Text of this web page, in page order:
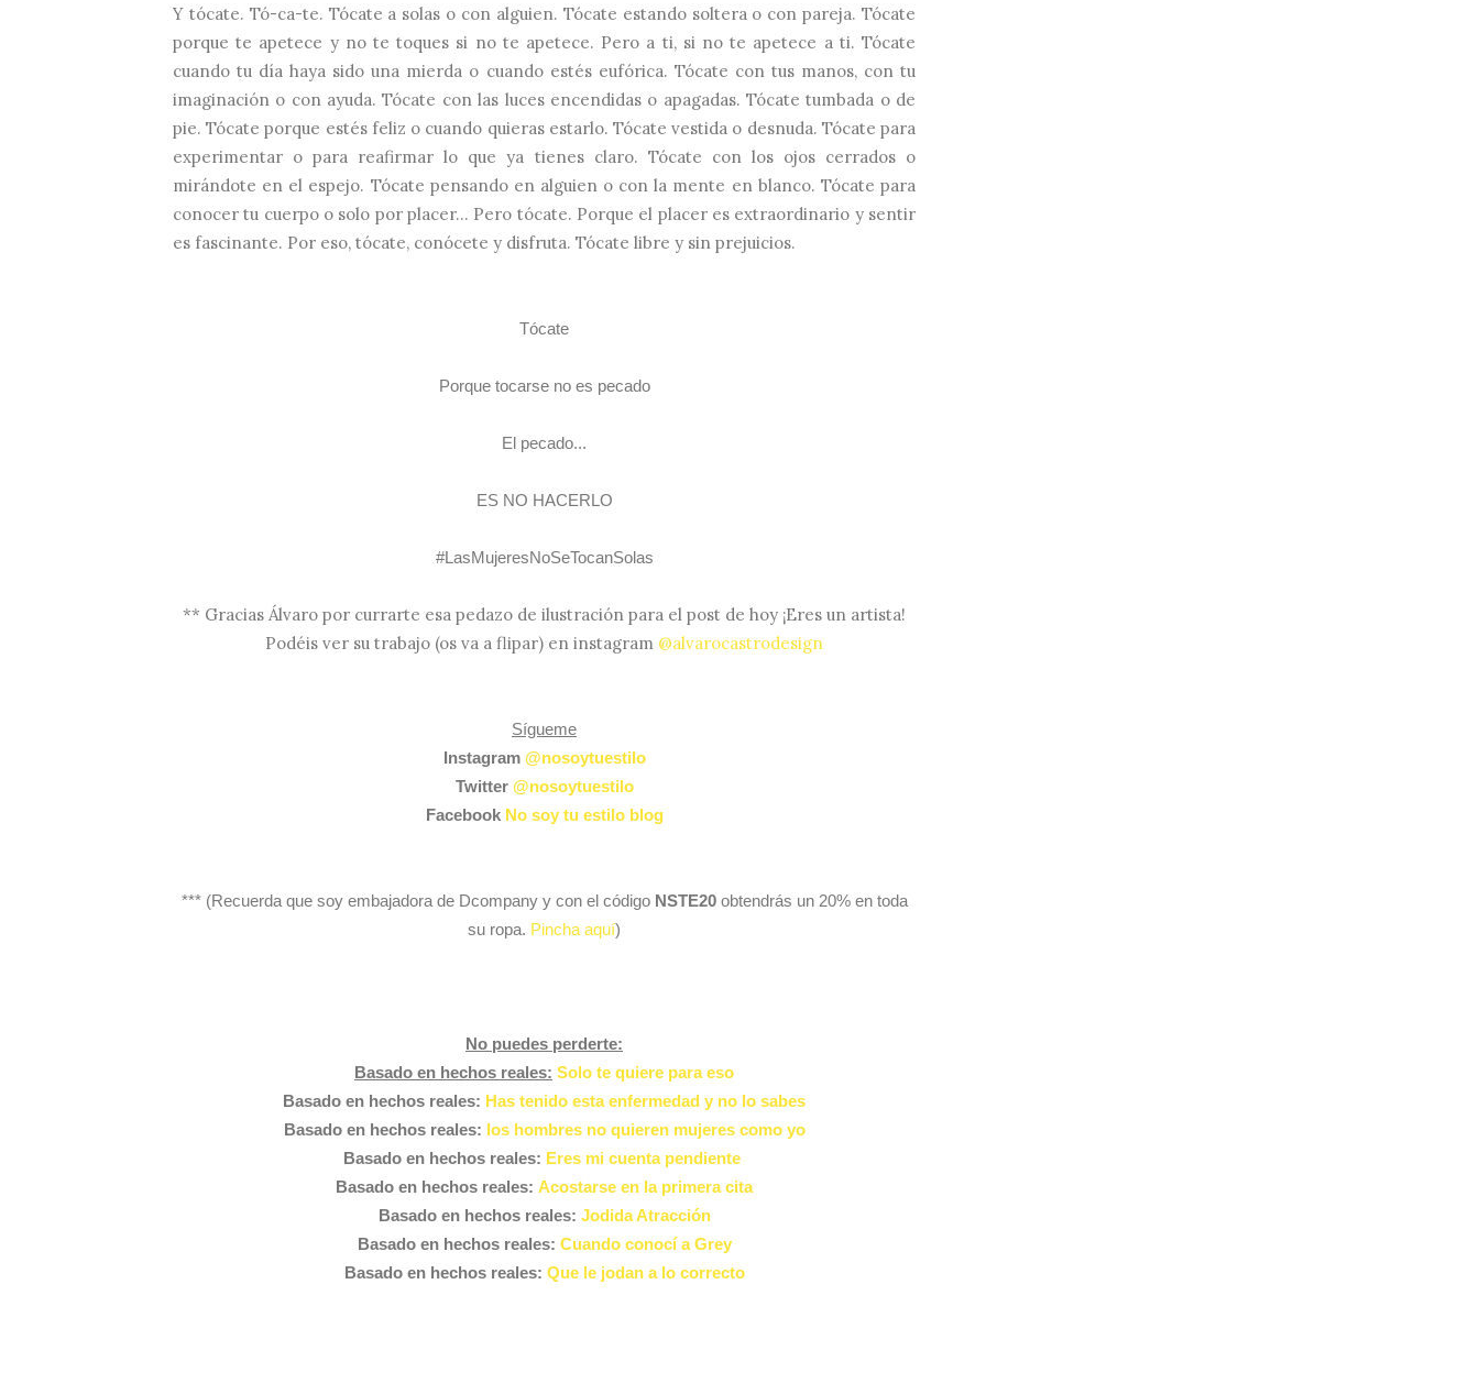
Y tócate. Tó-ca-te. Tócate a solas o con alguien. Tócate estando soltera o con pareja. Tócate
porque te apetece y no te toques si no te apetece. Pero a ti, si no te apetece a ti. Tócate
cuando tu día haya sido una mierda o cuando estés eufórica. Tócate con tus manos, con tu
imaginación o con ayuda. Tócate con las luces encendidas o apagadas. Tócate tumbada o de
pie. Tócate porque estés feliz o cuando quieras estarlo. Tócate vestida o desnuda. Tócate para
experimentar o para reafirmar lo que ya tienes claro. Tócate con los ojos cerrados o
mirándote en el espejo. Tócate pensando en alguien o con la mente en blanco. Tócate para
conocer tu cuerpo o solo por placer... Pero tócate. Porque el placer es extraordinario y sentir
es fascinante. Por eso, tócate, conócete y disfruta. Tócate libre y sin prejuicios.
Tócate
Porque tocarse no es pecado
El pecado...
ES NO HACERLO
#LasMujeresNoSeTocanSolas
** Gracias Álvaro por currarte esa pedazo de ilustración para el post de hoy ¡Eres un artista!
Podéis ver su trabajo (os va a flipar) en instagram @alvarocastrodesign
Sígueme
Instagram @nosoytuestilo
Twitter @nosoytuestilo
Facebook No soy tu estilo blog
*** (Recuerda que soy embajadora de Dcompany y con el código NSTE20 obtendrás un 20% en toda
su ropa. Pincha aquí)
No puedes perderte:
Basado en hechos reales: Solo te quiere para eso
Basado en hechos reales: Has tenido esta enfermedad y no lo sabes
Basado en hechos reales: los hombres no quieren mujeres como yo
Basado en hechos reales: Eres mi cuenta pendiente
Basado en hechos reales: Acostarse en la primera cita
Basado en hechos reales: Jodida Atracción
Basado en hechos reales: Cuando conocí a Grey
Basado en hechos reales: Que le jodan a lo correcto